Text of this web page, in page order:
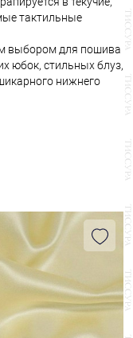
тактильные
выбором для пошива
юбок, стильных блуз,
нижнего